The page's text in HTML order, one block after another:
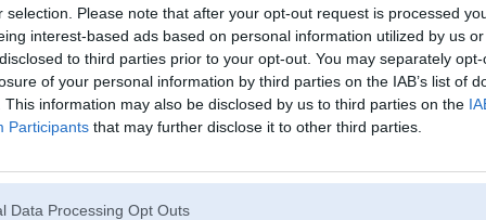
selection. Please note that after your opt-out request is processed
interest-based ads based on personal information utilized by us
to third parties prior to your opt-out. You may separately
of your personal information by third parties on the IAB’s list of
This information may also be disclosed by us to third parties on the
Participants that may further disclose it to other third parties.
Data Processing Opt Outs
22. Jul 2010, 13:55
bagāžniekā
stulbaa speele, stulbaa stuure
-----------------